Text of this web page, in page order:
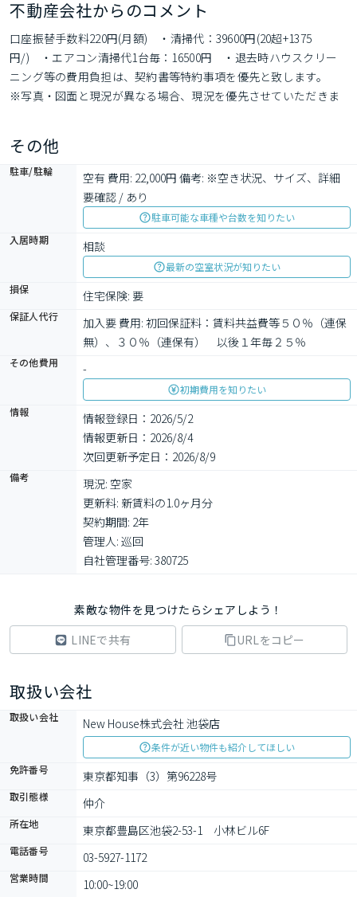
不動産会社からのコメント
口座振替手数料220円(月額)　・清掃代：39600円(20超+1375
円/)　・エアコン清掃代1台毎：16500円　・退去時ハウスクリー
ニング等の費用負担は、契約書等特約事項を優先と致します。
※写真・図面と現況が異なる場合、現況を優先させていただきま
その他
駐車/駐輪
空有 費用: 22,000円 備考: ※空き状況、サイズ、詳細
要確認 / あり
駐車可能な車種や台数を知りたい
入居時期
相談
最新の空室状況が知りたい
損保
住宅保険: 要
保証人代行
加入要 費用: 初回保証料：賃料共益費等５０％（連保
無）、３０％（連保有）　以後１年毎２５％
その他費用 -
初期費用を知りたい
情報
情報登録日：2026/5/2
情報更新日：2026/8/4
次回更新予定日：2026/8/9
備考
現況: 空家
更新料: 新賃料の1.0ヶ月分
契約期間: 2年
管理人: 巡回
自社管理番号: 380725
素敵な物件を見つけたらシェアしよう！
LINEで共有
URLをコピー
取扱い会社
取扱い会社 New House株式会社 池袋店
条件が近い物件も紹介してほしい
免許番号
東京都知事（3）第96228号
取引態様 仲介
所在地 東京都豊島区池袋2-53-1　小林ビル6F
電話番号 03-5927-1172
営業時間 10:00~19:00